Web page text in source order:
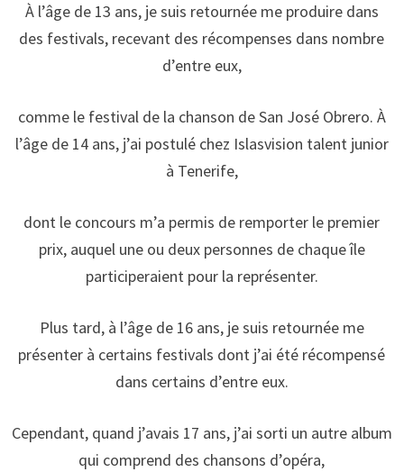
À l’âge de 13 ans, je suis retournée me produire dans
des festivals, recevant des récompenses dans nombre
d’entre eux,
comme le festival de la chanson de San José Obrero. À
l’âge de 14 ans, j’ai postulé chez Islasvision talent junior
à Tenerife,
dont le concours m’a permis de remporter le premier
prix, auquel une ou deux personnes de chaque île
participeraient pour la représenter.
Plus tard, à l’âge de 16 ans, je suis retournée me
présenter à certains festivals dont j’ai été récompensé
dans certains d’entre eux.
Cependant, quand j’avais 17 ans, j’ai sorti un autre album
qui comprend des chansons d’opéra,